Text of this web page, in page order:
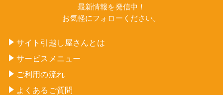
最新情報を発信中！
お気軽にフォローください。
サイト引越し屋さんとは
サービスメニュー
ご利用の流れ
よくあるご質問